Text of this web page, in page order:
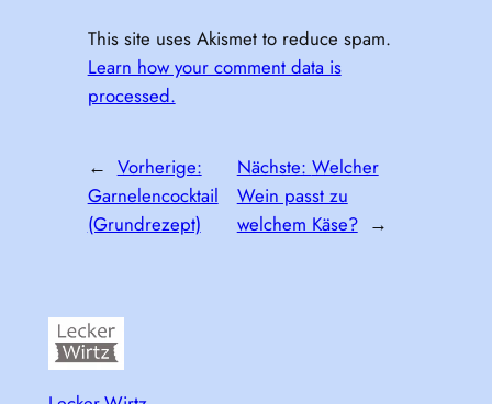
This site uses Akismet to reduce spam.
Learn how your comment data is
processed.
← Vorherige:
Garnelencocktail
(Grundrezept)
Nächste: Welcher
Wein passt zu
welchem Käse? →